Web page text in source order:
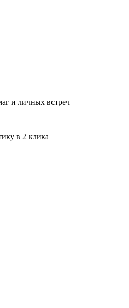
и личных встреч
в 2 клика